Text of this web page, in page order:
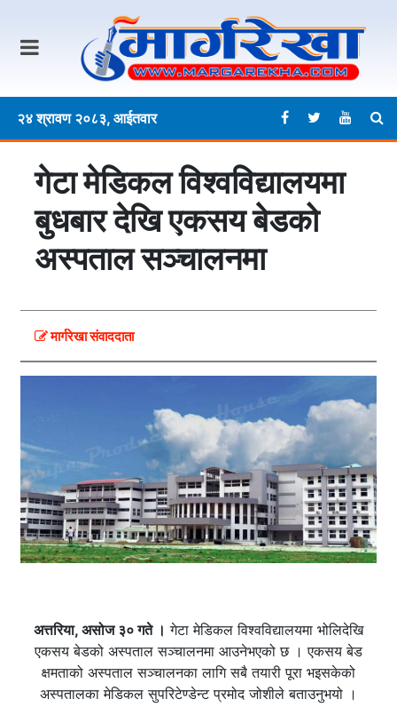
२४ श्रावण २०८३, आईतवार
गेटा मेडिकल विश्वविद्यालयमा
बुधबार देखि एकसय बेडको
अस्पताल सञ्चालनमा
मार्गरेखा संवाददाता
अत्तरिया, असोज ३० गते । गेटा मेडिकल विश्वविद्यालयमा भोलिदेखि
एकसय बेडको अस्पताल सञ्चालनमा आउनेभएको छ । एकसय बेड
क्षमताको अस्पताल सञ्चालनका लागि सबै तयारी पूरा भइसकेको
अस्पतालका मेडिकल सुपरिटेण्डेन्ट प्रमोद जोशीले बताउनुभयो ।